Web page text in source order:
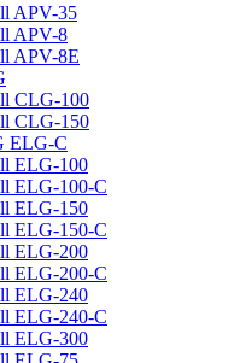
APV-35
APV-8
APV-8E
CLG-100
CLG-150
ELG-C
ELG-100
ELG-100-C
ELG-150
ELG-150-C
ELG-200
ELG-200-C
ELG-240
ELG-240-C
ELG-300